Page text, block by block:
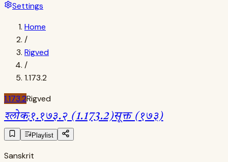
Settings
Home
/
Rigved
/
1.173.2
1.173.2Rigved
श्लोक:१.१७३.२ (1.173.2)सूक्त (१७३)
Playlist
Sanskrit